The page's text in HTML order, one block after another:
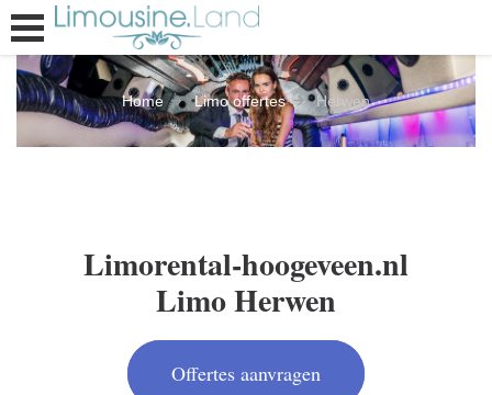
Home Limo offertes Herwen
Limorental-hoogeveen.nl
Limo Herwen
Offertes aanvragen